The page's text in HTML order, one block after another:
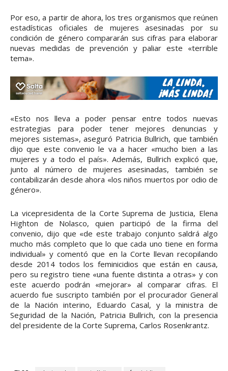
Por eso, a partir de ahora, los tres organismos que reúnen
estadísticas oficiales de mujeres asesinadas por su
condición de género compararán sus cifras para elaborar
nuevas medidas de prevención y paliar este «terrible
tema».
«Esto nos lleva a poder pensar entre todos nuevas
estrategias para poder tener mejores denuncias y
mejores sistemas», aseguró Patricia Bullrich, que también
dijo que este convenio le va a hacer «mucho bien a las
mujeres y a todo el país». Además, Bullrich explicó que,
junto al número de mujeres asesinadas, también se
contabilizarán desde ahora «los niños muertos por odio de
género».
La vicepresidenta de la Corte Suprema de Justicia, Elena
Highton de Nolasco, quien participó de la firma del
convenio, dijo que «de este trabajo conjunto saldrá algo
mucho más completo que lo que cada uno tiene en forma
individual» y comentó que en la Corte llevan recopilando
desde 2014 todos los feminicidios que están en causa,
pero su registro tiene «una fuente distinta a otras» y con
este acuerdo podrán «mejorar» al comparar cifras. El
acuerdo fue suscripto también por el procurador General
de la Nación interino, Eduardo Casal, y la ministra de
Seguridad de la Nación, Patricia Bullrich, con la presencia
del presidente de la Corte Suprema, Carlos Rosenkrantz.